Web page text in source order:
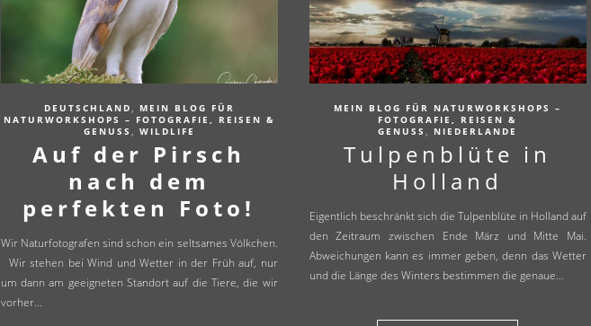
DEUTSCHLAND , MEIN BLOG FÜR
NATURWORKSHOPS – FOTOGRAFIE, REISEN &
GENUSS , WILDLIFE
Auf der Pirsch
nach dem
perfekten Foto!
Wir Naturfotografen sind schon ein seltsames Völkchen.
Wir stehen bei Wind und Wetter in der Früh auf, nur
um dann am geeigneten Standort auf die Tiere, die wir
vorher…
MEIN BLOG FÜR NATURWORKSHOPS –
FOTOGRAFIE, REISEN &
GENUSS , NIEDERLANDE
Tulpenblüte in
Holland
Eigentlich beschränkt sich die Tulpenblüte in Holland auf
den Zeitraum zwischen Ende März und Mitte Mai.
Abweichungen kann es immer geben, denn das Wetter
und die Länge des Winters bestimmen die genaue…